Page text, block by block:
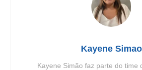
Kayene Simao
Kayene Simão faz parte do time